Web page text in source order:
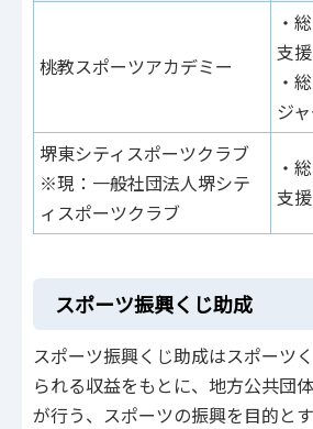
桃教スポーツアカデミー
・
支
・
ジ
堺東シティスポーツクラブ
※現：一般社団法人堺シテ
ィスポーツクラブ
・
支
スポーツ振興くじ助成
スポーツ振興くじ助成はスポーツ
られる収益をもとに、地方公共団
が行う、スポーツの振興を目的と